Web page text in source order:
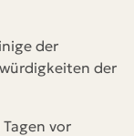
der
der
vor